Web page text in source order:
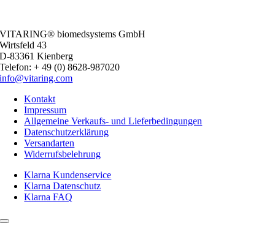
VITARING® biomedsystems GmbH
Wirtsfeld 43
D-83361 Kienberg
Telefon: + 49 (0) 8628-987020
info@vitaring.com
Kontakt
Impressum
Allgemeine Verkaufs- und Lieferbedingungen
Datenschutzerklärung
Versandarten
Widerrufsbelehrung
Klarna Kundenservice
Klarna Datenschutz
Klarna FAQ